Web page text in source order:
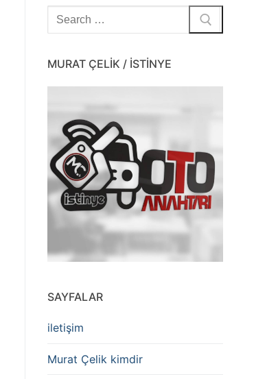
Arama:
MURAT ÇELIK / İSTİNYE
SAYFALAR
iletişim
Murat Çelik kimdir